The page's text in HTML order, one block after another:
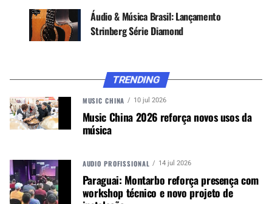
Seu acabamento é a cor Casino Gold.
[ot-video]
Áudio & Música Brasil: Lançamento
Strinberg Série Diamond
TRENDING
MUSIC CHINA 10 jul 2026
Music China 2026 reforça novos usos da
música
AUDIO PROFISSIONAL 14 jul 2026
Paraguai: Montarbo reforça presença com
workshop técnico e novo projeto de